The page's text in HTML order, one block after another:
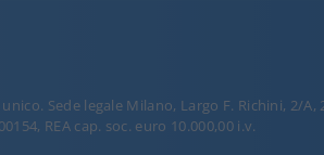
Sede legale Milano, Largo F. Richini, 2/A,
REA cap. soc. euro 10.000,00 i.v.